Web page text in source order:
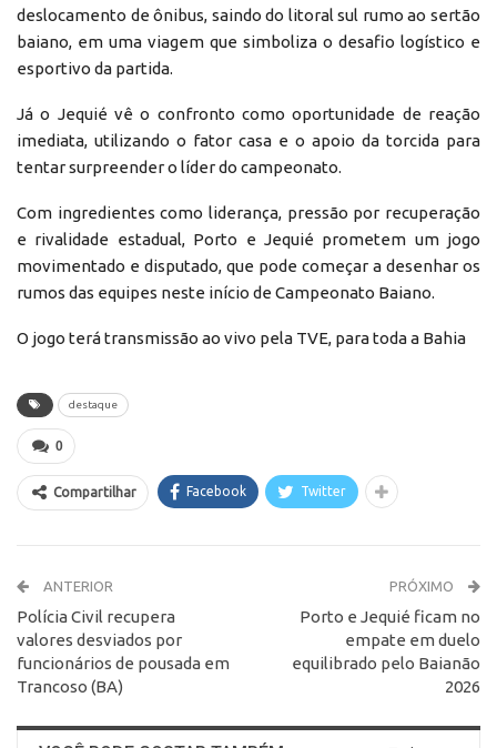
deslocamento de ônibus, saindo do litoral sul rumo ao sertão
baiano, em uma viagem que simboliza o desafio logístico e
esportivo da partida.
Já o Jequié vê o confronto como oportunidade de reação
imediata, utilizando o fator casa e o apoio da torcida para
tentar surpreender o líder do campeonato.
Com ingredientes como liderança, pressão por recuperação
e rivalidade estadual, Porto e Jequié prometem um jogo
movimentado e disputado, que pode começar a desenhar os
rumos das equipes neste início de Campeonato Baiano.
O jogo terá transmissão ao vivo pela TVE, para toda a Bahia
destaque
0
Compartilhar Facebook Twitter
ANTERIOR
Polícia Civil recupera
valores desviados por
funcionários de pousada em
Trancoso (BA)
PRÓXIMO
Porto e Jequié ficam no
empate em duelo
equilibrado pelo Baianão
2026